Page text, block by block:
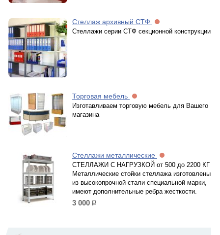
Стеллаж архивный СТФ
Стеллажи серии СТФ секционной конструкции
Торговая мебель
Изготавливаем торговую мебель для Вашего
магазина
Стеллажи металлические
СТЕЛЛАЖИ С НАГРУЗКОЙ от 500 до 2200 КГ
Металлические стойки стеллажа изготовлены
из высокопрочной стали специальной марки,
имеют дополнительные ребра жесткости.
3 000 р.